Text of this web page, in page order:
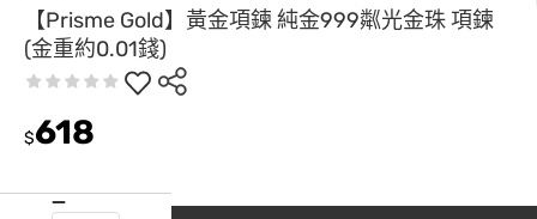
【Prisme Gold】黃金項鍊 純金999粼光金珠 項鍊
(金重約0.01錢)
$618